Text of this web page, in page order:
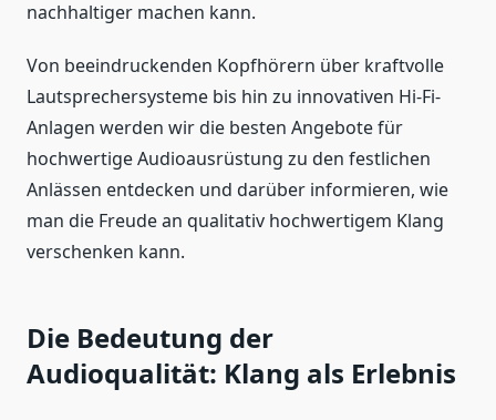
nachhaltiger machen kann.
Von beeindruckenden Kopfhörern über kraftvolle
Lautsprechersysteme bis hin zu innovativen Hi-Fi-
Anlagen werden wir die besten Angebote für
hochwertige Audioausrüstung zu den festlichen
Anlässen entdecken und darüber informieren, wie
man die Freude an qualitativ hochwertigem Klang
verschenken kann.
Die Bedeutung der
Audioqualität: Klang als Erlebnis